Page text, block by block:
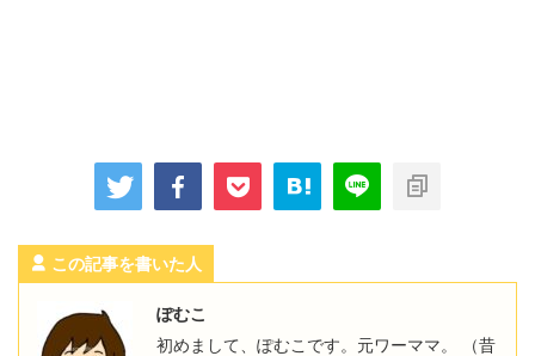
この記事を書いた人
ぽむこ
初めまして、ぽむこです。元ワーママ。 （昔